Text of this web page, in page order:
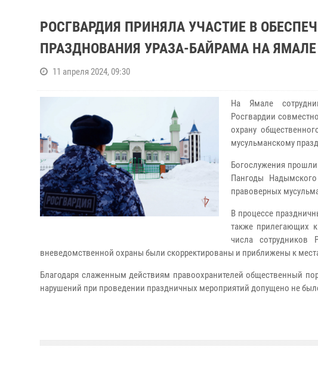
РОСГВАРДИЯ ПРИНЯЛА УЧАСТИЕ В
ПРАЗДНОВАНИЯ УРАЗА-БАЙРАМА НА ЯМАЛЕ
11 апреля 2024, 09:30
На Ямале
Росгвардии
охрану
мусульманскому
Богослужения
Пангоды
правоверных
В процессе
также прилегающих
числа сотрудников
вневедомственной охраны были скорректированы и приближены к
Благодаря слаженным действиям правоохранителей общественный
нарушений при проведении праздничных мероприятий допущено не